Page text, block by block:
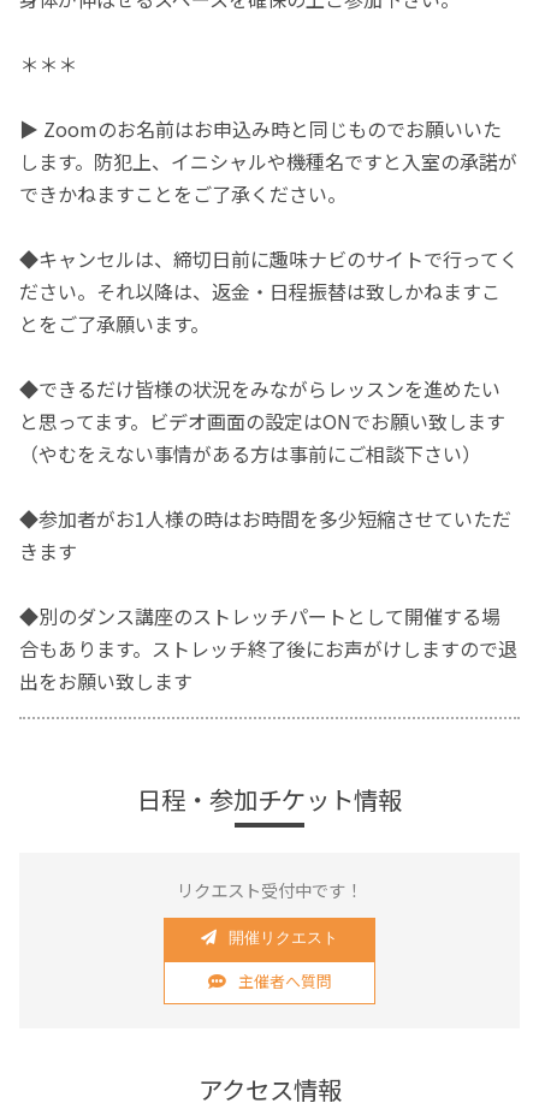
＊＊＊
▶ Zoomのお名前はお申込み時と同じものでお願いいた
します。防犯上、イニシャルや機種名ですと入室の承諾が
できかねますことをご了承ください。
◆キャンセルは、締切日前に趣味ナビのサイトで行ってく
ださい。それ以降は、返金・日程振替は致しかねますこ
とをご了承願います。
◆できるだけ皆様の状況をみながらレッスンを進めたい
と思ってます。ビデオ画面の設定はONでお願い致します
（やむをえない事情がある方は事前にご相談下さい）
◆参加者がお1人様の時はお時間を多少短縮させていただ
きます
◆別のダンス講座のストレッチパートとして開催する場
合もあります。ストレッチ終了後にお声がけしますので退
出をお願い致します
日程・参加チケット情報
リクエスト受付中です！
開催リクエスト
主催者へ質問
アクセス情報